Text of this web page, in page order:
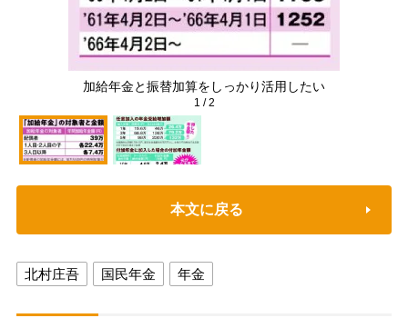
加給年金と振替加算をしっかり活用したい
1 /2
本文に戻る
北村庄吾 国民年金 年金